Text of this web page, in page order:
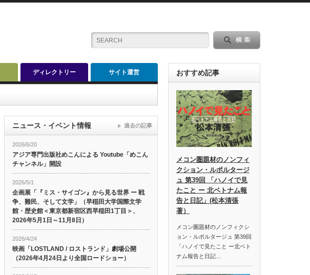
ディレクトリー サイト運営
ニュース・イベント情報
2026/6/20
アジア専門出版社めこんによる Youtube「めこん
チャンネル」開設
2026/5/1
企画展「『ミス・サイゴン』から見る世界 ー 戦
争、難民、そして文学」（早稲田大学国際文学
館・歴史館＜東京都新宿区西早稲田1丁目＞、
2026年5月1日～11月8日）
2026/4/24
映画「LOSTLAND / ロストランド」劇場公開
（2026年4月24日より全国ロードショー）
過去の記事
おすすめ記事
メコン圏題材のノンフィ
クション・ルポルタージ
ュ 第39回 「ハノイで見
たこと ー 北ベトナム報
告と日記」(松本清張
著）
メコン圏題材のノンフィクシ
ョン・ルポルタージュ 第39回
「ハノイで見たこと ー北ベト
ナム報告と日記…